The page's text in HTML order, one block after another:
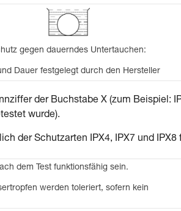
gegen dauerndes Untertauchen:
Dauer festgelegt durch den Hersteller
der Buchstabe X (zum Beispiel:
wurde).
der Schutzarten IPX4, IPX7 und IPX8
dem Test funktionsfähig sein.
werden toleriert, sofern kein